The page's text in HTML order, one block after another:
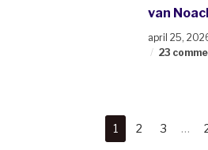
van
april 25,
23
1 2 3 …